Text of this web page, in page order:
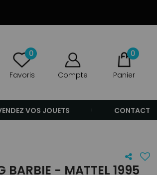
0
Favoris Compte
0
Panier
VOS JOUETS CONTACT
BARBIE - MATTEL 1995